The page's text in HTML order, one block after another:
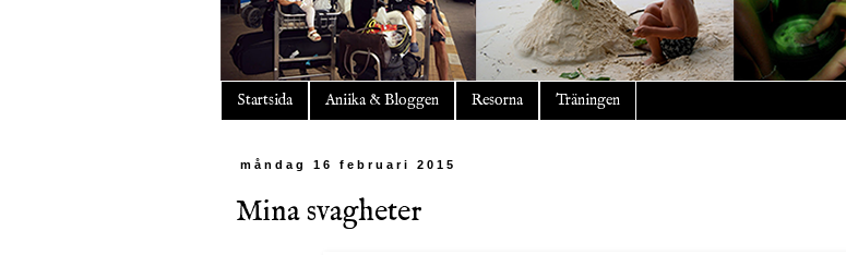
Startsida Aniika & Bloggen Resorna Träningen
måndag 16 februari 2015
Mina svagheter